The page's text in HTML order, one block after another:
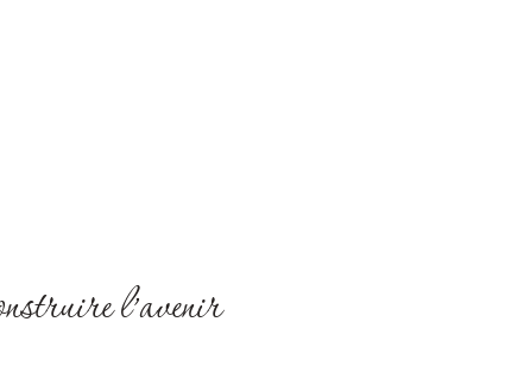
l’avenir